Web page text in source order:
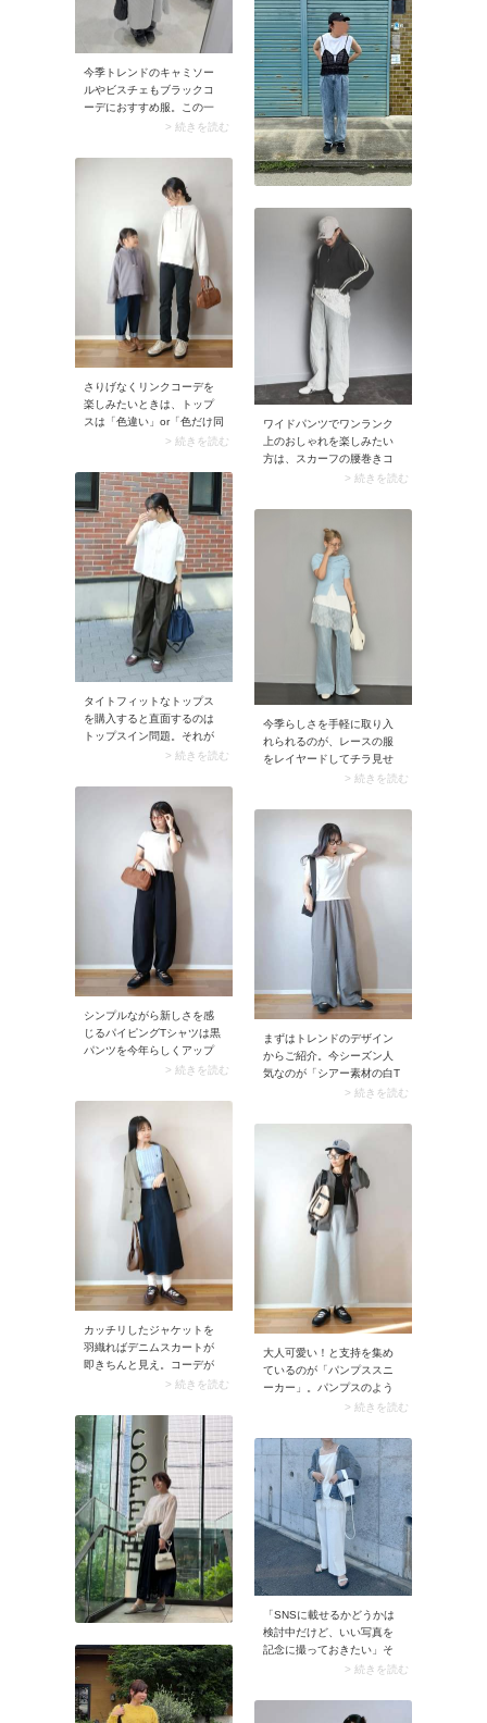
今季トレンドのキャミソー
ルやビスチェもブラックコ
ーデにおすすめ服。この一
枚を足すだけでコーデは格
手持ちのキャミソールやビ
スチェがあれば、じゃんじ
ゃんファッションに取り入
れてみてください。
> 続きを読む
さりげなくリンクコーデを
楽しみたいときは、トップ
スは「色違い」or「色だけ同
じ」ものを選んでみて。ス
ーカーや、ママのブラウス
とキッズのトップスを同じ
色にするなど、あえて同じ
服で揃えないことでペアル
ック感が控えめに。自然体
の親子リンクコーデが完成
します。
> 続きを読む
ワイドパンツでワンランク
上のおしゃれを楽しみたい
方は、スカーフの腰巻きコ
ーデに挑戦してみません
に巻き付けるだけでレトロ
可愛いハイセンスなスタイ
ルに。さりげなく個性も出
せるので、いつものコーデ
をアップデートしたい大人
にもおすすめです。
> 続きを読む
タイトフィットなトップス
を購入すると直面するのは
トップスイン問題。それが
原因で朝のボトム選びに時
せんか？そんな方におすす
めなのが、裾出しがきれい
に見えるトップス。例えば
ボックスシルエットのプレ
ーンな白シャツは最適。タ
ックワイドパンツとシンプ
ルに合わせるだけでバラン
スよく仕上がります。
> 続きを読む
今季らしさを手軽に取り入
れられるのが、レースの服
をレイヤードしてチラ見せ
する着こなし。トップスの
とで、程よいアクセントに
なりながらトレンド感もし
っかり出せます。またデニ
ムやワイドパンツなどカジ
ュアルなパンツとも相性が
よく、デイリー使いしやす
いスタイリングです。
> 続きを読む
シンプルながら新しさを感
じるパイピングTシャツは黒
パンツを今年らしくアップ
デートしてくれる優れモ
色のTシャツを選ぶと、カジ
ュアルコーデが今っぽくて
モードな印象に仕上がりま
す。さらにサングラスやデ
ザイン性のあるシューズを
合わせて、夏らしい抜け感
と遊び心をプラスするのが
おすすめ。
> 続きを読む
まずはトレンドのデザイン
からご紹介。今シーズン人
気なのが「シアー素材の白T
シャツ」。生地にトレンド
な白Tシャツより今どきのコ
ーデに決まります。この薄
手で透け感のある白Tシャツ
に合わせるボトムは「カー
ブパンツ」がイチ押し。シ
ルエットにボリュームがあ
るので、華奢なシアーTシャ
ツと合わせることでバラン
スが整います。
> 続きを読む
カッチリしたジャケットを
羽織ればデニムスカートが
即きちんと見え。コーデが
引き締まり、大人に似合う
す。またインディゴや黒な
ど、ダークカラーのデニム
スカートを選んでおくと、
オフィスカジュアルにも使
いやすいですよ。
> 続きを読む
大人可愛い！と支持を集め
ているのが「パンプススニ
ーカー」。パンプスのよう
なルックスとスニーカーの
えているとあり、大人のお
出かけコーデにうってつ
け。身に着けるだけでスタ
イリングがサマになります
よ。
> 続きを読む
「SNSに載せるかどうかは
検討中だけど、いい写真を
記念に撮っておきたい」そ
う考えているのなら、服装
かを考えて選んでみましょ
う。例えばカラフルなお花
> 続きを読む